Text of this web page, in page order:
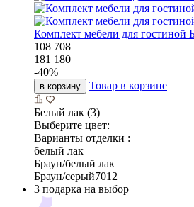
Комплект мебели для гостиной
108 708
181 180
-40%
в корзину Товар в корзине
Белый лак (3)
Выберите цвет:
Варианты отделки :
белый лак
Браун/белый лак
Браун/серый7012
3 подарка на выбор